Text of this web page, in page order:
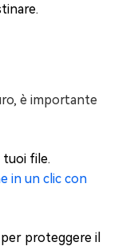
è importante
tuoi file.
in un clic con
proteggere il